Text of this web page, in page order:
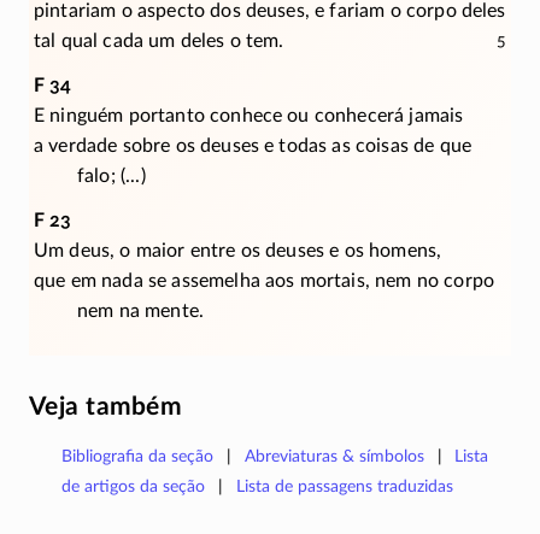
pintariam o aspecto dos deuses, e fariam o corpo deles
5
tal qual cada um deles o tem.
F 34
E ninguém portanto conhece ou conhecerá jamais
a verdade sobre os deuses e todas as coisas de que
falo; (...)
F 23
Um deus, o maior entre os deuses e os homens,
que em nada se assemelha aos mortais, nem no corpo
nem na mente.
Veja também
Bibliografia da seção Abreviaturas & símbolos
Lista
de artigos da seção
Lista de passagens traduzidas